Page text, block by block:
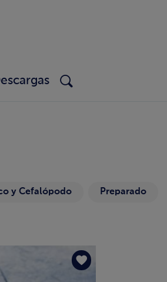
y Cefalópodo Preparado